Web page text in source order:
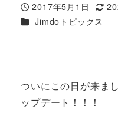
投稿日
2017年5月1日
更新
カテゴリー
Jimdoトピックス
ついにこの日が来ま
ップデート！！！